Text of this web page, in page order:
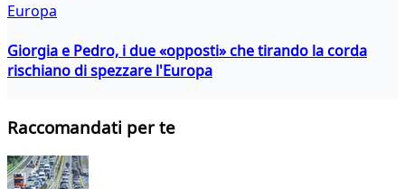
Europa
Giorgia e Pedro, i due «opposti» che tirando la corda
rischiano di spezzare l'Europa
Raccomandati per te